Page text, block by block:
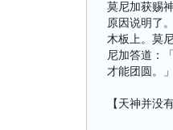
莫尼加获赐
原因说明了
木板上。莫
尼加答道：
才能团圆。」
【天神并没